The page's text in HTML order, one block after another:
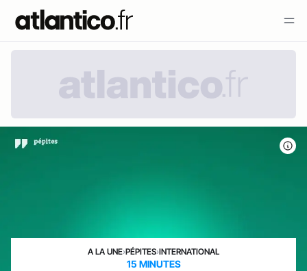
A LA UNE›PÉPITES›INTERNATIONAL
15 MINUTES